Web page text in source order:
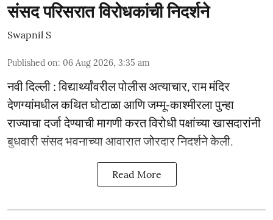
संसद परिसरात विरोधकांची निदर्शने
Swapnil S
Published on: 06 Aug 2026, 3:35 am
नवी दिल्ली : विद्यार्थ्यांवरील पोलीस अत्याचार, राम मंदिर
देणग्यांमधील कथित घोटाळा आणि जम्मू-काश्मीरला पुन्हा
राज्याचा दर्जा देण्याची मागणी करत विरोधी पक्षांच्या खासदारांनी
बुधवारी संसद भवनाच्या आवारात जोरदार निदर्शने केली.
Read More